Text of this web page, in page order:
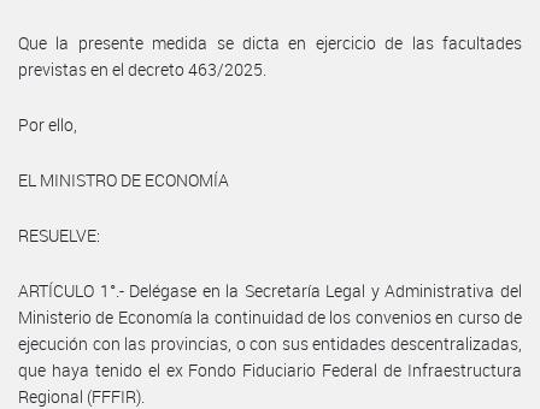
Que la presente medida se dicta en ejercicio de las facultades
previstas en el decreto 463/2025.
Por ello,
EL MINISTRO DE ECONOMÍA
RESUELVE:
ARTÍCULO 1°.- Delégase en la Secretaría Legal y Administrativa del
Ministerio de Economía la continuidad de los convenios en curso de
ejecución con las provincias, o con sus entidades descentralizadas,
que haya tenido el ex Fondo Fiduciario Federal de Infraestructura
Regional (FFFIR).